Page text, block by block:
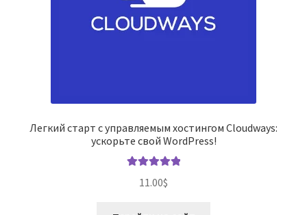
Легкий старт с управляемым хостингом Cloudways:
ускорьте свой WordPress!
11.00$